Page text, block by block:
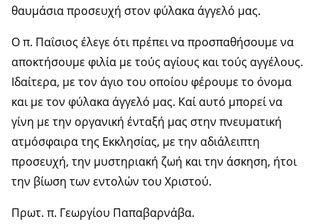
θαυμάσια προσευχή στον φύλακα άγγελό μας.
Ο π. Παΐσιος έλεγε ότι πρέπει να προσπαθήσουμε να
αποκτήσουμε φιλία με τούς αγίους και τούς αγγέλους.
Ιδαίτερα, με τον άγιο του οποίου φέρουμε το όνομα
και με τον φύλακα άγγελό μας. Καί αυτό μπορεί να
γίνη με την οργανική ένταξή μας στην πνευματική
ατμόσφαιρα της Εκκλησίας, με την αδιάλειπτη
προσευχή, την μυστηριακή ζωή και την άσκηση, ήτοι
την βίωση των εντολών του Χριστού.
Πρωτ. π. Γεωργίου Παπαβαρνάβα.